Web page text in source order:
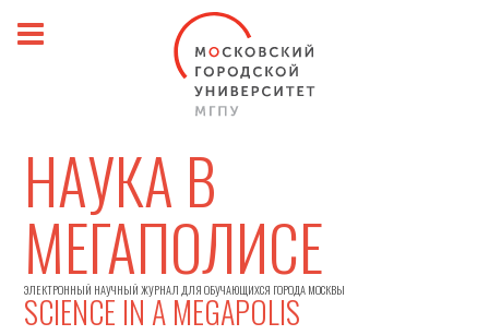
НАУКА В
МЕГАПОЛИСЕ
ЭЛЕКТРОННЫЙ НАУЧНЫЙ ЖУРНАЛ ДЛЯ ОБУЧАЮЩИХСЯ ГОРОДА МОСКВЫ
SCIENCE IN A MEGAPOLIS